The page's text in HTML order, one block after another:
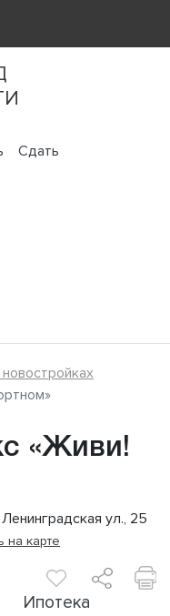
Сдать
«Живи!
ул., 25
на карте
Ипотека